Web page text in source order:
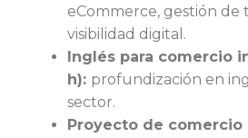
eCommerce, gestión de
visibilidad digital.
Inglés para comercio
h): profundización en
sector.
Proyecto de comercio